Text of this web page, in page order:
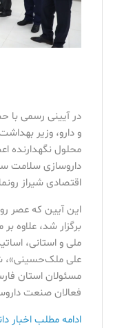
در آیینی رسمی با
و دارو، وزیر
محلول نگهدارنده
داروسازی سلامت
اقتصادی شیراز
برگزار شد، علاوه
ملی و استانی،
علی ملک‌حسینی»،
مسئولان استان
فعالان صنعت
ادامه مطلب اخبار